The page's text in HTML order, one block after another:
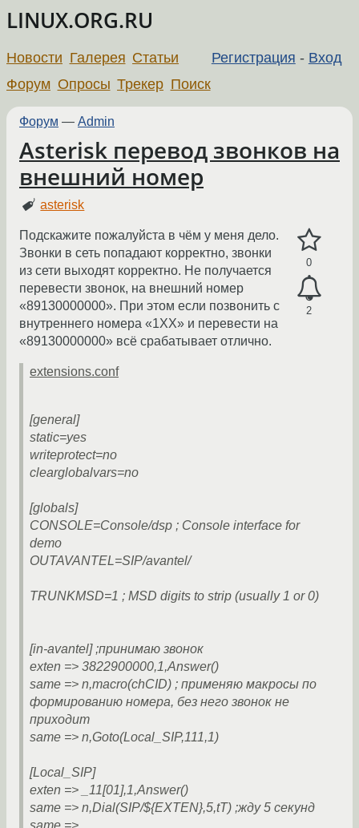
LINUX.ORG.RU
Регистрация - Вход
Новости Галерея Статьи
Форум Опросы Трекер Поиск
Форум — Admin
Asterisk перевод звонков на
внешний номер
asterisk
0
2
Подскажите пожалуйста в чём у меня дело.
Звонки в сеть попадают корректно, звонки
из сети выходят корректно. Не получается
перевести звонок, на внешний номер
«89130000000». При этом если позвонить с
внутреннего номера «1XX» и перевести на
«89130000000» всё срабатывает отлично.
extensions.conf
[general]
static=yes
writeprotect=no
clearglobalvars=no
[globals]
CONSOLE=Console/dsp ; Console interface for
demo
OUTAVANTEL=SIP/avantel/
TRUNKMSD=1 ; MSD digits to strip (usually 1 or 0)
[in-avantel] ;принимаю звонок
exten => 3822900000,1,Answer()
same => n,macro(chCID) ; применяю макросы по
формированию номера, без него звонок не
приходит
same => n,Goto(Local_SIP,111,1)
[Local_SIP]
exten => _11[01],1,Answer()
same => n,Dial(SIP/${EXTEN},5,tT) ;жду 5 секунд